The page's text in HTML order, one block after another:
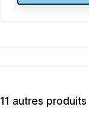
11 autres